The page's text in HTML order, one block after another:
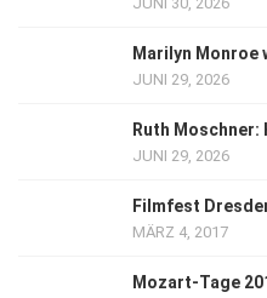
Marilyn Monroe
JUNI 29, 2026
Ruth
JUNI 29, 2026
Filmfest
MÄRZ 4, 2017
Mozart-Tage